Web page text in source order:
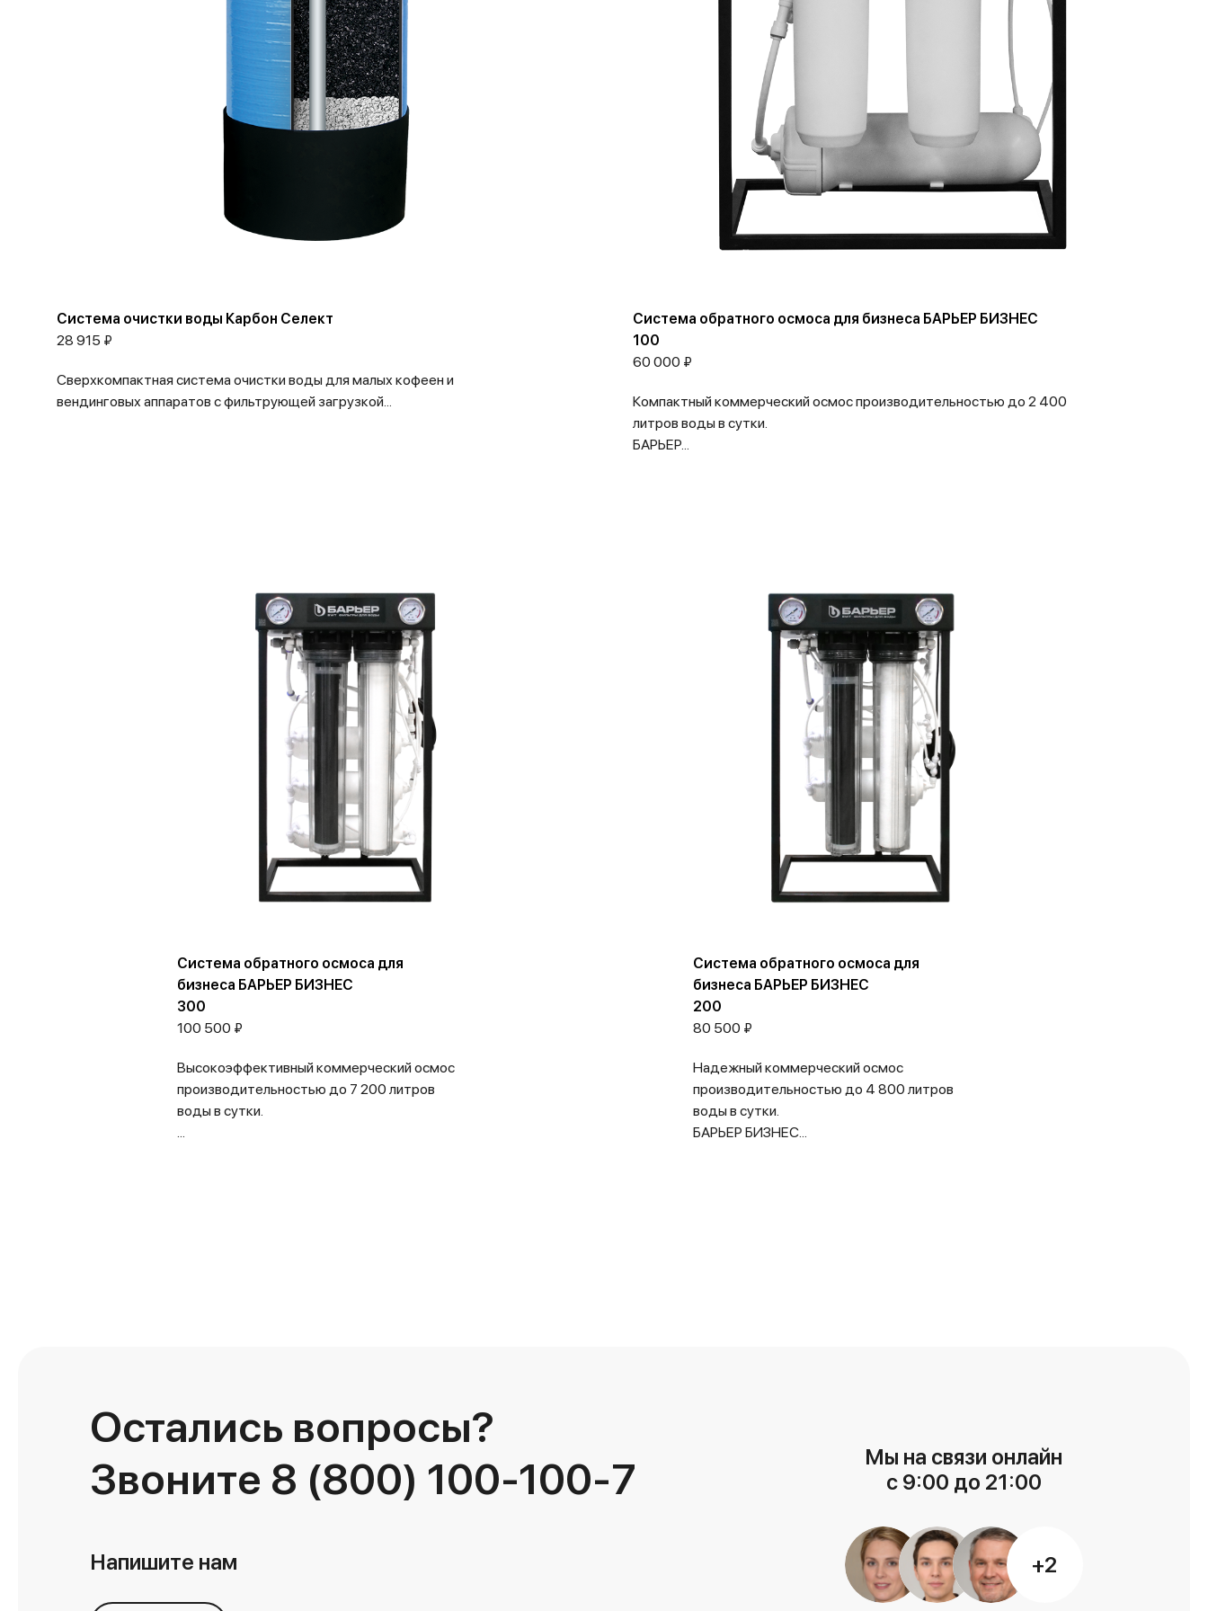
Система очистки воды Карбон Селект
28 915 ₽
Сверхкомпактная система очистки воды для малых кофеен и
вендинговых аппаратов с фильтрующей загрузкой...
Система обратного осмоса для бизнеса БАРЬЕР БИЗНЕС
100
60 000 ₽
Компактный коммерческий осмос производительностью до 2 400
литров воды в сутки.
БАРЬЕР...
Система обратного осмоса для
бизнеса БАРЬЕР БИЗНЕС
300
100 500 ₽
Высокоэффективный коммерческий осмос
производительностью до 7 200 литров
воды в сутки.
Система обратного осмоса для
бизнеса БАРЬЕР БИЗНЕС
200
80 500 ₽
Надежный коммерческий осмос
производительностью до 4 800 литров
воды в сутки.
БАРЬЕР БИЗНЕС...
Остались вопросы?
Звоните 8 (800) 100-100-7
Напишите нам
Мы на связи онлайн
с 9:00 до 21:00
+2